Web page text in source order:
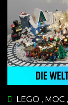
LEGO , MOC ,